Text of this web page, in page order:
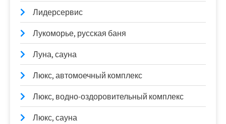
Лидерсервис
Лукоморье, русская баня
Луна, сауна
Люкс, автомоечный комплекс
Люкс, водно-оздоровительный комплекс
Люкс, сауна